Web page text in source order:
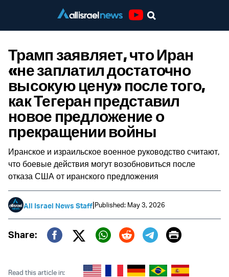
Трамп заявляет, что Иран
«не заплатил достаточно
высокую цену» после того,
как Тегеран представил
новое предложение о
прекращении войны
Иранское и израильское военное руководство считают,
что боевые действия могут возобновиться после
отказа США от иранского предложения
All Israel News Staff|Published: May 3, 2026
Share:
Twitter (X)
Print
Read this article in: